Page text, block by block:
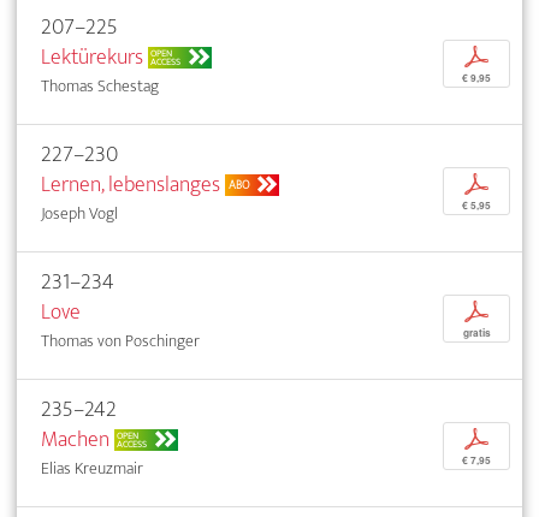
207–225
Lektürekurs OPEN
ACCESS
Thomas Schestag
p
€ 9,95
227–230
Lernen, lebenslanges ABO
Joseph Vogl
p
€ 5,95
231–234
Love
Thomas von Poschinger
p
gratis
235–242
Machen OPEN
ACCESS
Elias Kreuzmair
p
€ 7,95